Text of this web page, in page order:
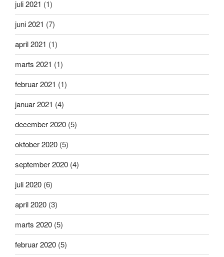
juli 2021 (1)
juni 2021 (7)
april 2021 (1)
marts 2021 (1)
februar 2021 (1)
januar 2021 (4)
december 2020 (5)
oktober 2020 (5)
september 2020 (4)
juli 2020 (6)
april 2020 (3)
marts 2020 (5)
februar 2020 (5)